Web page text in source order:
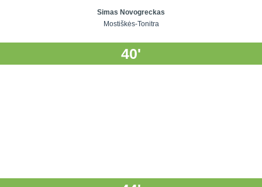
Simas Novogreckas
Mostiškės-Tonitra
40'